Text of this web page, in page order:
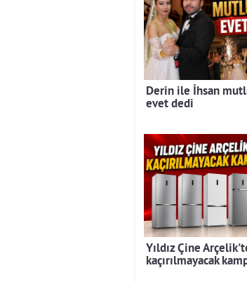
Derin ile İhsan
evet dedi
Yıldız Çine
kaçırılmayacak